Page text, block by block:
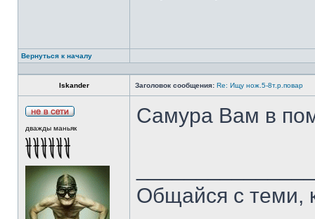
Вернуться к началу
Iskander Заголовок сообщения: Re: Ищу нож.5-8т.р.повар
дважды маньяк
Самура Вам в
Общайся с теми,